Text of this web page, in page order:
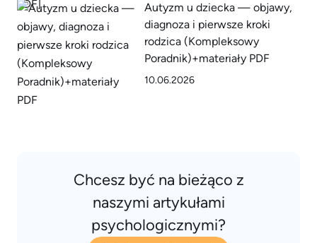
Autyzm u dziecka — objawy,
diagnoza i pierwsze kroki
rodzica (Kompleksowy
Poradnik)+materiały PDF
10.06.2026
Chcesz być na bieżąco z
naszymi artykułami
psychologicznymi?